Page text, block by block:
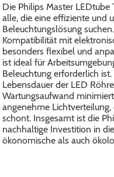
Die Philips Master
alle, die eine effiziente und
Beleuchtungslösung
Kompatibilität mit
besonders flexibel und
ist ideal für
Beleuchtung erforderlich
Lebensdauer der LED
Wartungsaufwand
angenehme
schont. Insgesamt ist die
nachhaltige Investition in
ökonomische als auch